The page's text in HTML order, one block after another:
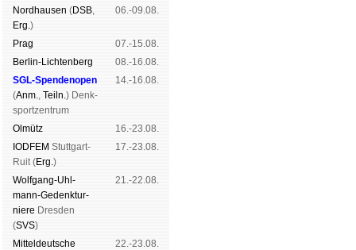
Nord­hau­sen (DSB,
Erg.)
06.-09.08.
Prag
07.-15.08.
Berlin-Lich­ten­berg
08.-16.08.
SGL-Spenden­open
(Anm., Teiln.) Denk­
sport­zen­trum
14.-16.08.
Ol­mütz
16.-23.08.
IODFEM Stutt­gart-
Ruit (Erg.)
17.-23.08.
Wolf­gang-Uhl­
mann-Ge­denk­tur­
niere Dres­den
(SVS)
21.-22.08.
Mit­tel­deu­tsche 22.-23.08.